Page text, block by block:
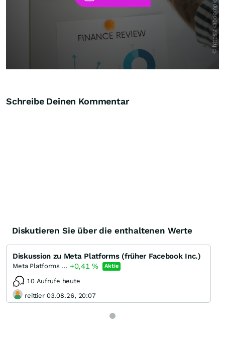
Schreibe Deinen Kommentar
Diskutieren Sie über die enthaltenen Werte
Diskussion zu Meta Platforms (früher Facebook Inc.)
Meta Platforms (A) +0,41% Aktie
10 Aufrufe heute
reittier 03.08.26, 20:07